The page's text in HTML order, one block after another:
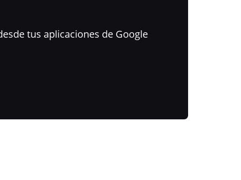
tus aplicaciones de Google